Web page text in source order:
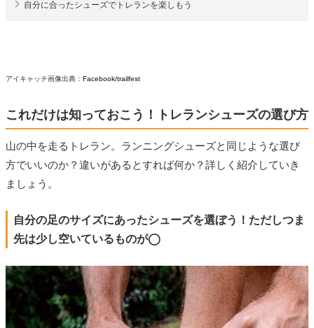
自分に合ったシューズでトレランを楽しもう
アイキャッチ画像出典： Facebook/trailfest
これだけは知っておこう！トレランシューズの選び方
山の中を走るトレラン。ランニングシューズと同じような選び
方でいいのか？違いがあるとすれば何か？詳しく紹介していき
ましょう。
自分の足のサイズにあったシューズを選ぼう！ただしつま
先は少し空いているものが◯